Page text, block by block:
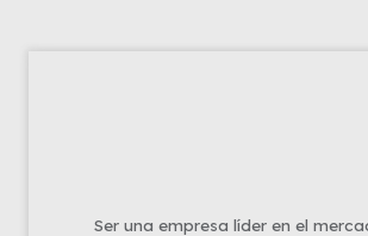
Ser una empresa líder en el